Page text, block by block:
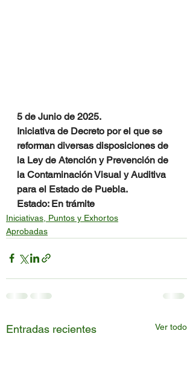
5 de Junio de 2025.
Iniciativa de Decreto por el que se
reforman diversas disposiciones de
la Ley de Atención y Prevención de
la Contaminación Visual y Auditiva
para el Estado de Puebla.
Estado: En trámite
Iniciativas, Puntos y Exhortos
Aprobadas
Entradas recientes Ver todo